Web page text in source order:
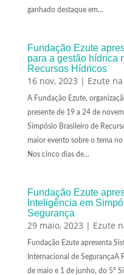
ganhado destaque em...
Fundação Ezute
para a gestão hídrica
Recursos Hídricos
16 nov, 2023 | Ezute
A Fundação Ezute,
presente de 19 a 24 de
Simpósio Brasileiro de
maior evento sobre o tema
Nos cinco dias de...
Fundação Ezute
Inteligência em
Segurança
29 maio, 2023 | Ezute
Fundação Ezute apresenta
Internacional de SegurançaA
de maio e 1 de junho, do 5°